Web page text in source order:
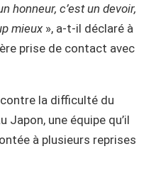
honneur, c’est un devoir,
mieux », a-t-il déclaré à
prise de contact avec
la difficulté du
Japon, une équipe qu’il
à plusieurs reprises